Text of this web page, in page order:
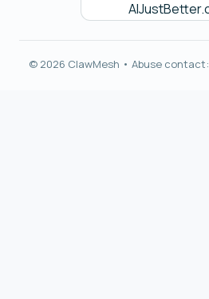
© 2026 ClawMesh • Abuse contact: